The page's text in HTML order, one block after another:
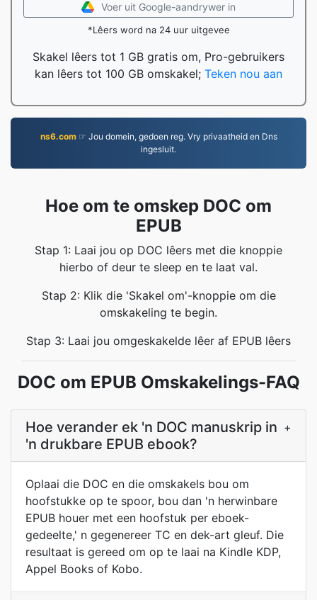
Voer uit Google-aandrywer in
*Lêers word na 24 uur uitgevee
Skakel lêers tot 1 GB gratis om, Pro-gebruikers
kan lêers tot 100 GB omskakel; Teken nou aan
ns6.com☞ Jou domein, gedoen reg. Vry privaatheid en Dns
ingesluit.
Hoe om te omskep DOC om
EPUB
Stap 1: Laai jou op DOC lêers met die knoppie
hierbo of deur te sleep en te laat val.
Stap 2: Klik die 'Skakel om'-knoppie om die
omskakeling te begin.
Stap 3: Laai jou omgeskakelde lêer af EPUB lêers
DOC om EPUB Omskakelings-FAQ
Hoe verander ek 'n DOC manuskrip in
'n drukbare EPUB ebook?
+
Oplaai die DOC en die omskakels bou om
hoofstukke op te spoor, bou dan 'n herwinbare
EPUB houer met een hoofstuk per eboek-
gedeelte,' n gegenereer TC en dek-art gleuf. Die
resultaat is gereed om op te laai na Kindle KDP,
Appel Books of Kobo.